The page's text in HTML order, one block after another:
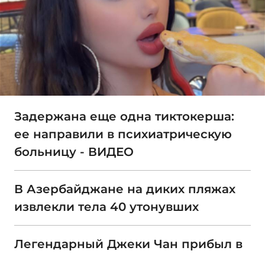
Задержана еще одна тиктокерша:
ее направили в психиатрическую
больницу - ВИДЕО
В Азербайджане на диких пляжах
извлекли тела 40 утонувших
Легендарный Джеки Чан прибыл в